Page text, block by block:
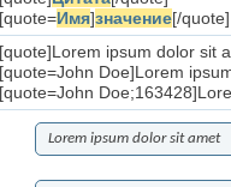
[quote=Имя]значение[/quote]
[quote]Lorem ipsum dolor sit
[quote=John Doe]Lorem
[quote=John
Lorem ipsum dolor sit amet